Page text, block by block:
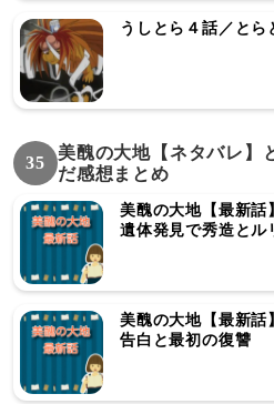
うしとら４話／とら
35
美醜の大地【ネタバレ】
だ感想まとめ
美醜の大地【最新話
遺体発見で秀造とル
美醜の大地【最新話
告白と最初の復讐